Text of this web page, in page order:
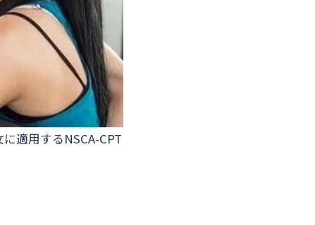
適用するNSCA-CPT